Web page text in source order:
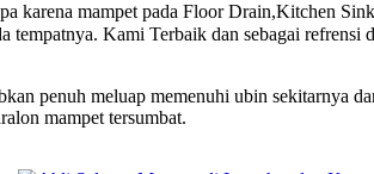
mampet pada Floor Drain,Kitchen
tempatnya. Kami Terbaik dan sebagai refrensi
penuh meluap memenuhi ubin sekitarnya
mampet tersumbat.